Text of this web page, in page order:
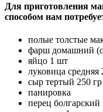
Для приготовления
способом нам
полые толстые
фарш домашний
яйцо 1 шт
луковица средняя
сыр тертый 250 гр
панировка
перец